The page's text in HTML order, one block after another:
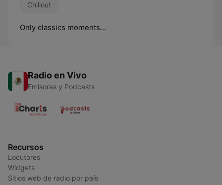
Chillout
Only classics moments...
Radio en Vivo
Emisoras y Podcasts
Recursos
Locutores
Widgets
Sitios web de radio por país